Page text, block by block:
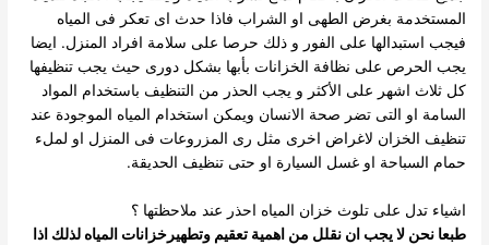
المستخدمة بغرض الطهى او الشراب فاذا حدث اى تعكر فى المياه
فيجب استبدالها على الفور و ذلك حرصا على سلامة افراد المنزل. ايضا
يجب الحرص على نظافة الخزانات بأبها بشكل دورى حيث يجب تنظيفها
كل ثلاث اشهر على الأكثر و يجب الحذر من التنظيف باستخدام المواد
السامة او التى تضر صحة الانسان ويمكن استخدام المياه الموجودة عند
تنظيف الخزان لاغراض اخرى مثل رى المزروعات فى المنزل او لملء
حمام السباحة او غسل السيارة او حتى تنظيف الحديقة.
اشياء تدل على تلوث خزان المياه احذر عند ملاحظتها ؟
طبعا نحن لا يجب ان نقلل من اهمية تعقيم وتطهيرخزانات المياه لذلك اذا